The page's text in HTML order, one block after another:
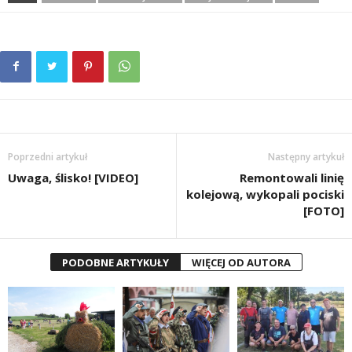
Poprzedni artykuł
Uwaga, ślisko! [VIDEO]
Następny artykuł
Remontowali linię
kolejową, wykopali pociski
[FOTO]
PODOBNE ARTYKUŁY WIĘCEJ OD AUTORA